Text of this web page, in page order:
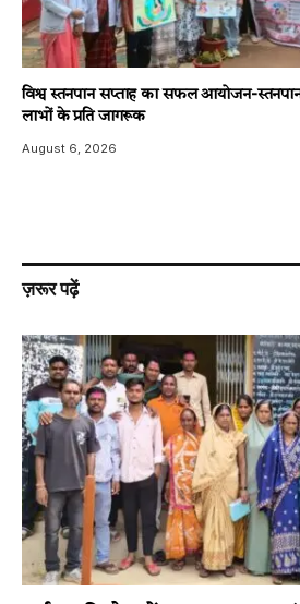
विश्व स्तनपान सप्ताह का सफल आयोजन-
लाभों के प्रति जागरूक
August 6, 2026
ज़रूर पढ़ें